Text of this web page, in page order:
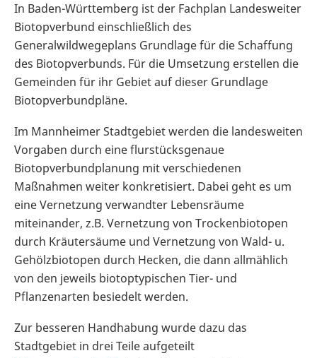
In Baden-Württemberg ist der Fachplan Landesweiter
Biotopverbund einschließlich des
Generalwildwegeplans Grundlage für die Schaffung
des Biotopverbunds. Für die Umsetzung erstellen die
Gemeinden für ihr Gebiet auf dieser Grundlage
Biotopverbundpläne.
Im Mannheimer Stadtgebiet werden die landesweiten
Vorgaben durch eine flurstücksgenaue
Biotopverbundplanung mit verschiedenen
Maßnahmen weiter konkretisiert. Dabei geht es um
eine Vernetzung verwandter Lebensräume
miteinander, z.B. Vernetzung von Trockenbiotopen
durch Kräutersäume und Vernetzung von Wald- u.
Gehölzbiotopen durch Hecken, die dann allmählich
von den jeweils biotoptypischen Tier- und
Pflanzenarten besiedelt werden.
Zur besseren Handhabung wurde dazu das
Stadtgebiet in drei Teile aufgeteilt